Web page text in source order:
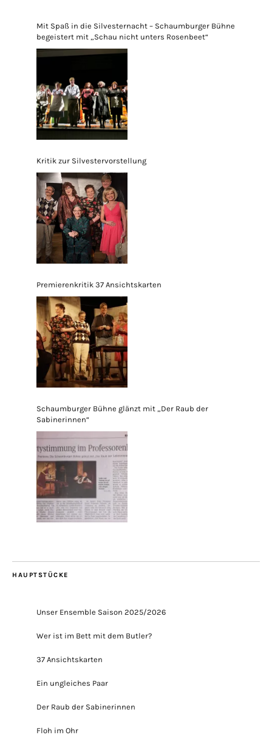
Mit Spaß in die Silvesternacht – Schaumburger Bühne
begeistert mit „Schau nicht unters Rosenbeet“
Kritik zur Silvestervorstellung
Premierenkritik 37 Ansichtskarten
Schaumburger Bühne glänzt mit „Der Raub der
Sabinerinnen“
HAUPTSTÜCKE
Unser Ensemble Saison 2025/2026
Wer ist im Bett mit dem Butler?
37 Ansichtskarten
Ein ungleiches Paar
Der Raub der Sabinerinnen
Floh im Ohr